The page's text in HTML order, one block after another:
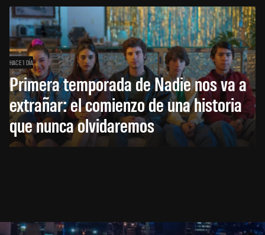
HACE 1 DÍA
Primera temporada de Nadie nos va a
extrañar: el comienzo de una historia
que nunca olvidaremos